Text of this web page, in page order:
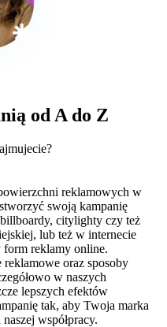
od A do Z
reklamowych w
swoją kampanię
citylighty czy też
lub też w internecie
form reklamy online.
oraz sposoby
w naszych
lepszych efektów
tak, aby Twoja marka
współpracy.